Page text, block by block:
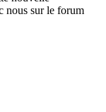
nous sur le forum